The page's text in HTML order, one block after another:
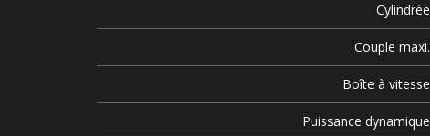
Cylindrée
Couple maxi.
Boîte à vitesse
Puissance dynamique